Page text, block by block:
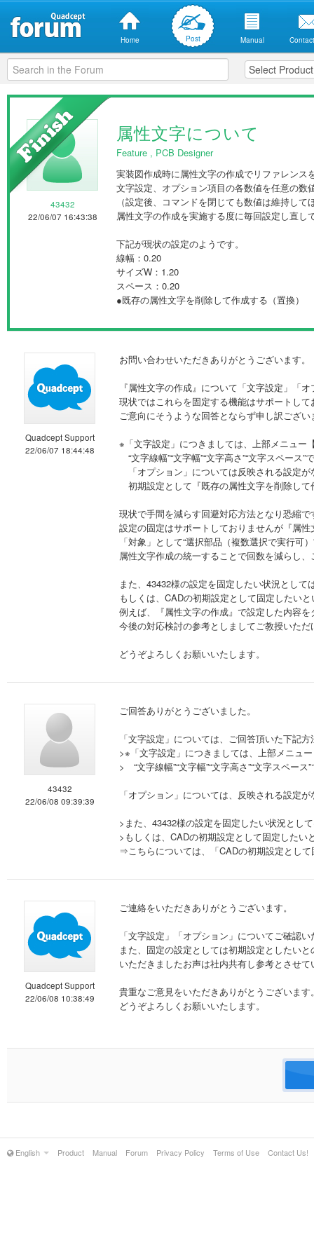
Home Post Manual
43432
22/06/07 16:43:38
属性文字について
Feature , PCB Designer
実装図作成時に属性文字の作成でリファレンス
文字設定、オプション項目の各数値を任意の数
（設定後、コマンドを閉じても数値は維持して
属性文字の作成を実施する度に毎回設定し直し
下記が現状の設定のようです。
線幅：0.20
サイズW：1.20
スペース：0.20
●既存の属性文字を削除して作成する（置換）
Quadcept Support
22/06/07 18:44:48
お問い合わせいただきありがとうございます。
『属性文字の作成』について「文字設定」「
現状ではこれらを固定する機能はサポートし
ご意向にそうような回答とならず申し訳ござい
※「文字設定」につきましては、上部メニュ
“文字線幅”“文字幅”“文字高さ”“文字スペース
「オプション」については反映される設定が
初期設定として『既存の属性文字を削除し
現状で手間を減らす回避対応方法となり恐縮で
設定の固定はサポートしておりませんが『属
「対象」として“選択部品（複数選択で実行可
属性文字作成の統一することで回数を減らし
また、43432様の設定を固定したい状況とし
もしくは、CADの初期設定として固定したい
例えば、『属性文字の作成』で設定した内容
今後の対応検討の参考としましてご教授いた
どうぞよろしくお願いいたします。
43432
22/06/08 09:39:39
ご回答ありがとうございました。
「文字設定」については、ご回答頂いた下記
>※「文字設定」につきましては、上部メニュ
> “文字線幅”“文字幅”“文字高さ”“文字スペー
「オプション」については、反映される設定
>また、43432様の設定を固定したい状況とし
>もしくは、CADの初期設定として固定したい
⇒こちらについては、「CADの初期設定とし
Quadcept Support
22/06/08 10:38:49
ご連絡をいただきありがとうございます。
「文字設定」「オプション」についてご確認
また、固定の設定としては初期設定としたいと
いただきましたお声は社内共有し参考とさせ
貴重なご意見をいただきありがとうございます
どうぞよろしくお願いいたします。
English Product Manual Forum Privacy Policy Terms of Use Contact Us!